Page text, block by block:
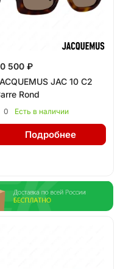
500 ₽
JAC 10 C2
Rond
0 Есть в наличии
Подробнее